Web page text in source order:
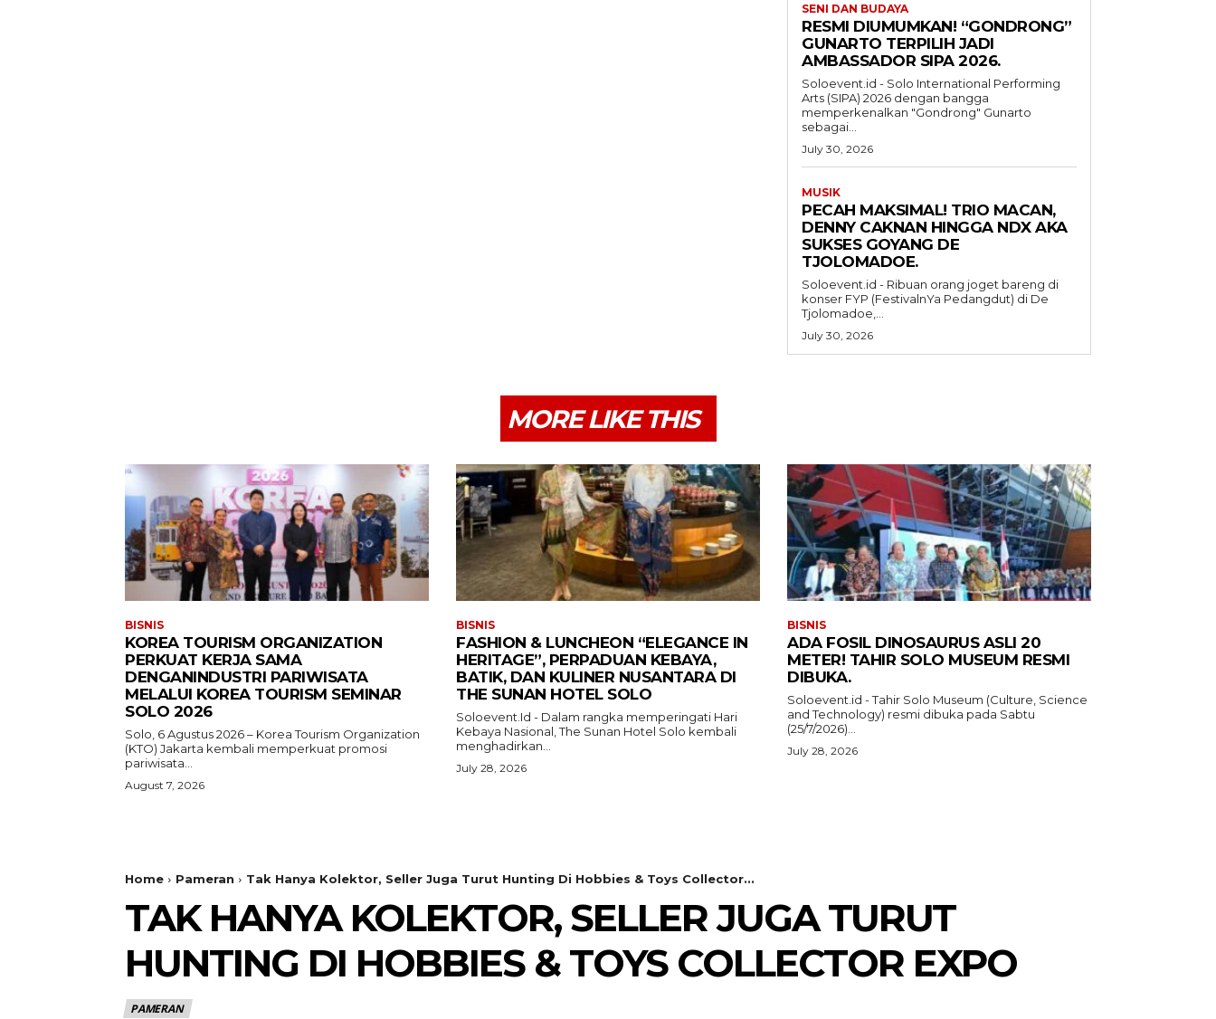
SENI DAN BUDAYA
RESMI DIUMUMKAN! “GONDRONG”
GUNARTO TERPILIH JADI
AMBASSADOR SIPA 2026.
Soloevent.id - Solo International Performing
Arts (SIPA) 2026 dengan bangga
memperkenalkan "Gondrong" Gunarto
sebagai...
July 30, 2026
MUSIK
PECAH MAKSIMAL! TRIO MACAN,
DENNY CAKNAN HINGGA NDX AKA
SUKSES GOYANG DE
TJOLOMADOE.
Soloevent.id - Ribuan orang joget bareng di
konser FYP (FestivalnYa Pedangdut) di De
Tjolomadoe,...
July 30, 2026
MORE LIKE THIS
BISNIS
KOREA TOURISM ORGANIZATION
PERKUAT KERJA SAMA
DENGANINDUSTRI PARIWISATA
MELALUI KOREA TOURISM SEMINAR
SOLO 2026
Solo, 6 Agustus 2026 – Korea Tourism Organization
(KTO) Jakarta kembali memperkuat promosi
pariwisata...
August 7, 2026
BISNIS
FASHION & LUNCHEON “ELEGANCE IN
HERITAGE”, PERPADUAN KEBAYA,
BATIK, DAN KULINER NUSANTARA DI
THE SUNAN HOTEL SOLO
Soloevent.Id - Dalam rangka memperingati Hari
Kebaya Nasional, The Sunan Hotel Solo kembali
menghadirkan...
July 28, 2026
BISNIS
ADA FOSIL DINOSAURUS ASLI 20
METER! TAHIR SOLO MUSEUM RESMI
DIBUKA.
Soloevent.id - Tahir Solo Museum (Culture, Science
and Technology) resmi dibuka pada Sabtu
(25/7/2026)...
July 28, 2026